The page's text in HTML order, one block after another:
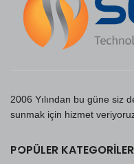
2006 Yılından bu güne siz
sunmak için hizmet
POPÜLER KATEGORILER